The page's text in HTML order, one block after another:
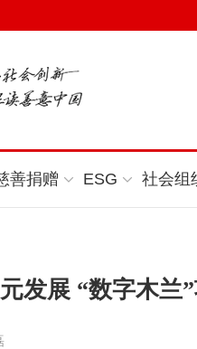
善捐赠 ESG 社会组
发展 “数字木兰